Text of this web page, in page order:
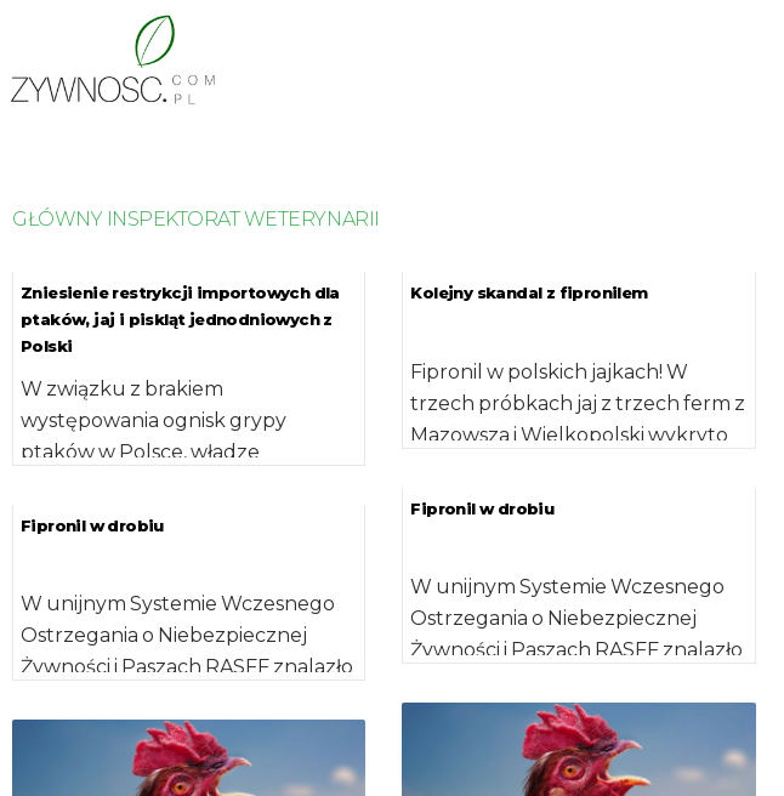
GŁÓWNY INSPEKTORAT WETERYNARII
Zniesienie restrykcji importowych dla
ptaków, jaj i piskląt jednodniowych z
Polski
W związku z brakiem
występowania ognisk grypy
ptaków w Polsce, władze
zniosły restrykcje importowe dla
Kolejny skandal z fipronilem
Fipronil w polskich jajkach! W
trzech próbkach jaj z trzech ferm z
Mazowsza i Wielkopolski wykryto
której […]
Fipronil w drobiu
W unijnym Systemie Wczesnego
Ostrzegania o Niebezpiecznej
Żywności i Paszach RASFF znalazło
niemieckich dotyczące polskiego
zakładu drobiarskiego, […]
Fipronil w drobiu
W unijnym Systemie Wczesnego
Ostrzegania o Niebezpiecznej
Żywności i Paszach RASFF znalazło
niemieckich dotyczące polskiego
zakładu drobiarskiego, […]